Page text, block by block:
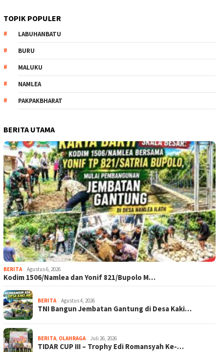
TOPIK POPULER
LABUHANBATU
BURU
MALUKU
NAMLEA
PAKPAKBHARAT
BERITA UTAMA
BERITA Agustus 6, 2026
Kodim 1506/Namlea dan Yonif 821/Bupolo M…
BERITA Agustus 4, 2026
TNI Bangun Jembatan Gantung di Desa Kaki…
BERITA, OLAHRAGA Juli 26, 2026
TIDAR CUP III – Trophy Edi Romansyah Ke-…